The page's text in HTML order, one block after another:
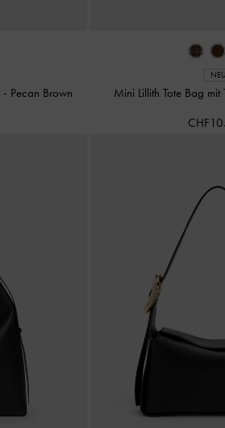
- Pecan Brown
NEU
Mini Lillith Tote Bag mit